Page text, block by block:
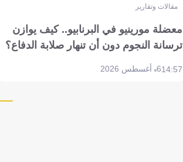
مقالات وتقارير
معضلة مورينيو في البرنابيو.. كيف يوازن
ترسانة النجوم دون أن تنهار صلابة الدفاع؟
14:576 أغسطس 2026